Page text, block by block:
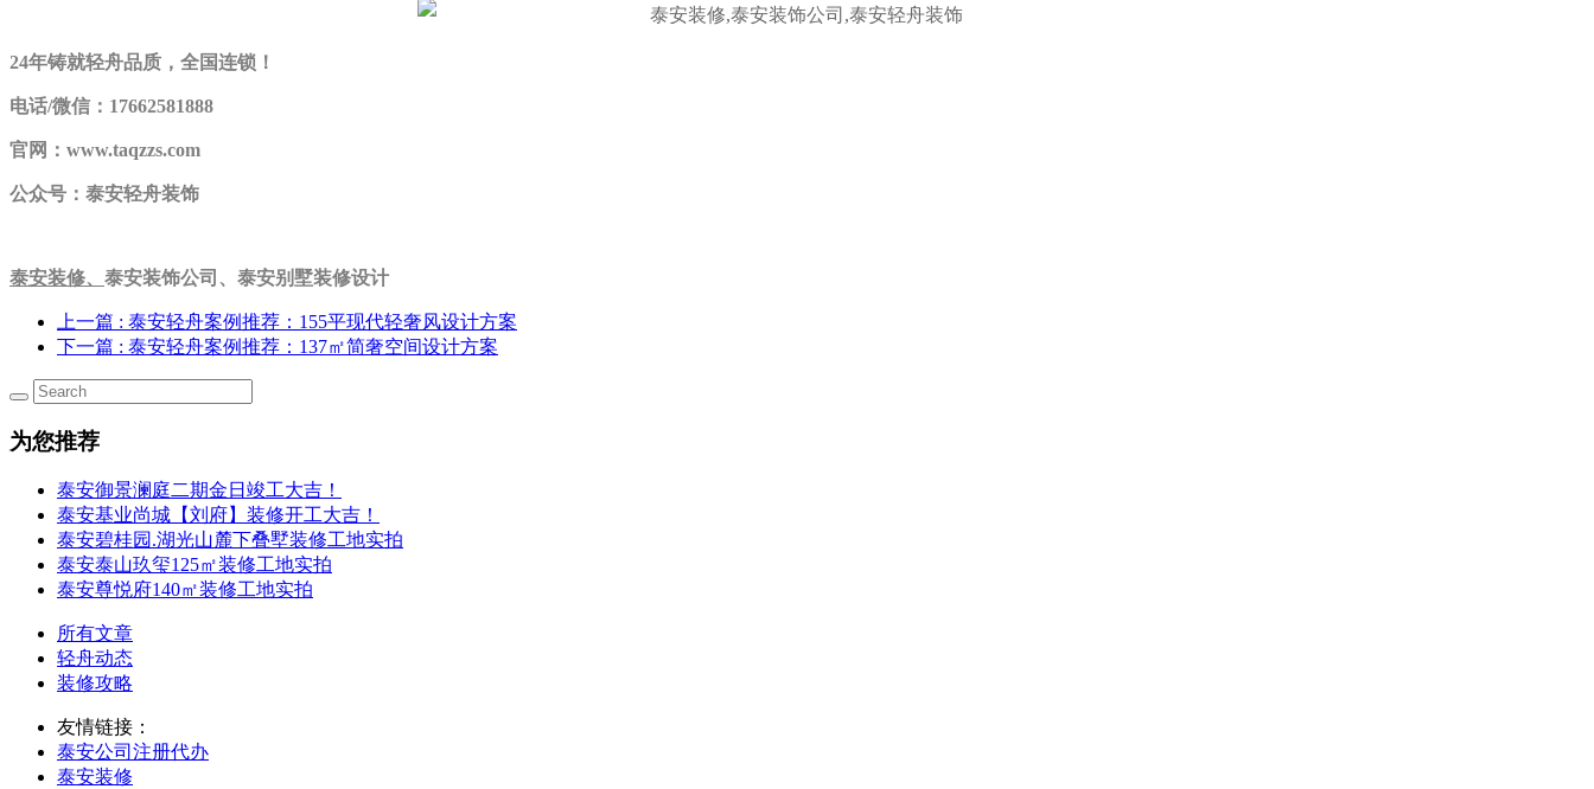
24年铸就轻舟品质，全国连锁！
电话/微信：17662581888
官网：www.taqzzs.com
公众号：泰安轻舟装饰
泰安装修、 泰安装饰公司、泰安别墅装修设计
上一篇 : 泰安轻舟案例推荐：155平现代轻奢风设计方案
下一篇 : 泰安轻舟案例推荐：137㎡简奢空间设计方案
为您推荐
泰安御景澜庭二期金日竣工大吉！
泰安基业尚城【刘府】装修开工大吉！
泰安碧桂园.湖光山麓下叠墅装修工地实拍
泰安泰山玖玺125㎡装修工地实拍
泰安尊悦府140㎡装修工地实拍
所有文章
轻舟动态
装修攻略
友情链接：
泰安公司注册代办
泰安装修